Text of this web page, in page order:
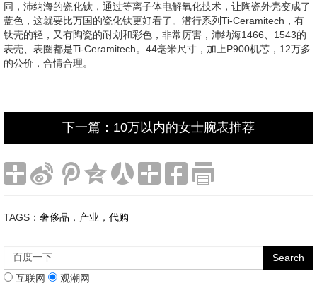
同，沛纳海的瓷化钛，通过等离子体电解氧化技术，让陶瓷外壳变成了
蓝色，这就要比万国的瓷化钛更好看了。潜行系列Ti-Ceramitech，有
钛壳的轻，又有陶瓷的耐划和彩色，非常厉害，沛纳海1466、1543的
表壳、表圈都是Ti-Ceramitech。44毫米尺寸，加上P900机芯，12万多
的公价，合情合理。
下一篇：10万以内的女士腕表推荐
TAGS： 奢侈品 ， 产业 ， 代购
互联网 观潮网